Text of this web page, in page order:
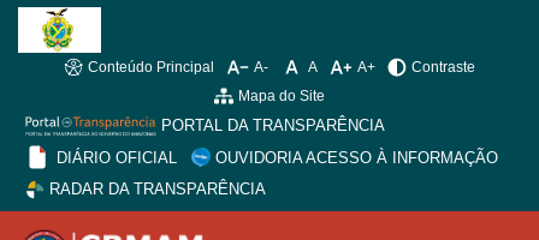
Conteúdo Principal A- A A+
Contraste
Mapa do Site
PORTAL DA TRANSPARÊNCIA
DIÁRIO OFICIAL
OUVIDORIA ACESSO À INFORMAÇÃO
RADAR DA TRANSPARÊNCIA